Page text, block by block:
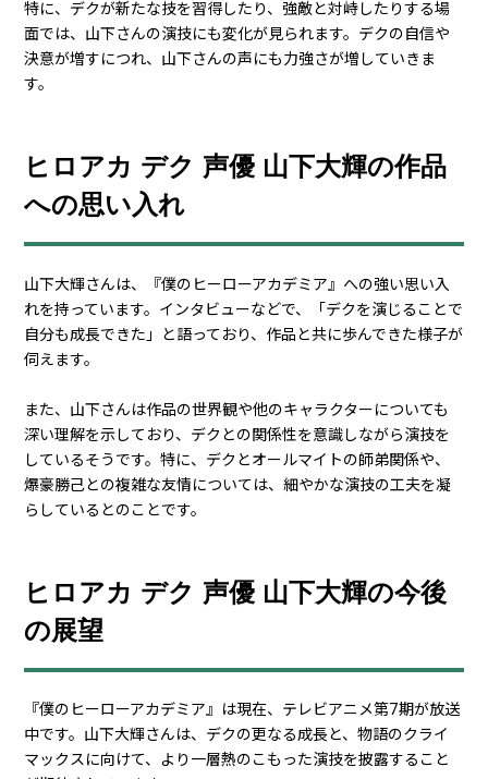
特に、デクが新たな技を習得したり、強敵と対峙したりする場
面では、山下さんの演技にも変化が見られます。デクの自信や
決意が増すにつれ、山下さんの声にも力強さが増していきま
す。
ヒロアカ デク 声優 山下大輝の作品
への思い入れ
山下大輝さんは、『僕のヒーローアカデミア』への強い思い入
れを持っています。インタビューなどで、「デクを演じることで
自分も成長できた」と語っており、作品と共に歩んできた様子が
伺えます。
また、山下さんは作品の世界観や他のキャラクターについても
深い理解を示しており、デクとの関係性を意識しながら演技を
しているそうです。特に、デクとオールマイトの師弟関係や、
爆豪勝己との複雑な友情については、細やかな演技の工夫を凝
らしているとのことです。
ヒロアカ デク 声優 山下大輝の今後
の展望
『僕のヒーローアカデミア』は現在、テレビアニメ第7期が放送
中です。山下大輝さんは、デクの更なる成長と、物語のクライ
マックスに向けて、より一層熱のこもった演技を披露すること